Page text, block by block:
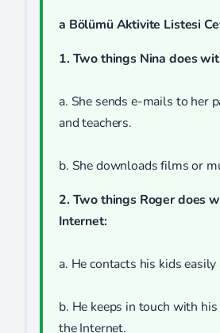
a Bölümü Aktivite Listesi
1. Two things Nina does
a. She sends e-mails to her
and teachers.
b. She downloads films or
2. Two things Roger does
Internet:
a. He contacts his kids easily
b. He keeps in touch with
the Internet.